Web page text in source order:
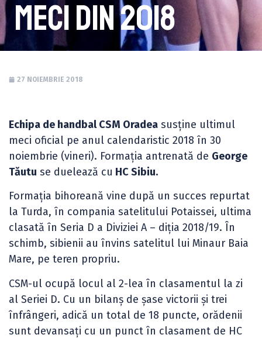
meci din 2018
27 NOIEMBRIE 2018
Echipa de handbal CSM Oradea susține ultimul
meci oficial pe anul calendaristic 2018 în 30
noiembrie (vineri). Formația antrenată de George
Tăutu se duelează cu HC Sibiu.
Formația bihoreană vine după un succes repurtat
la Turda, în compania satelitului Potaissei, ultima
clasată în Seria D a Diviziei A – diția 2018/19. În
schimb, sibienii au învins satelitul lui Minaur Baia
Mare, pe teren propriu.
CSM-ul ocupă locul al 2-lea în clasamentul la zi
al Seriei D. Cu un bilanș de șase victorii și trei
înfrângeri, adică un total de 18 puncte, orădenii
sunt devansați cu un punct în clasament de HC